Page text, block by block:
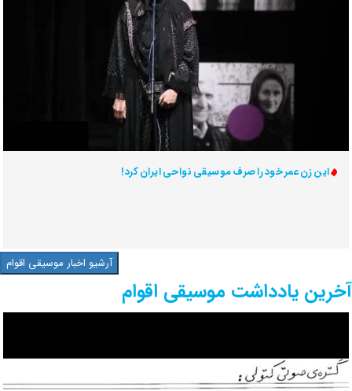
این زن عمر خود را صرف موسیقی نواحی ایران کرد!
آرشیو اخبار موسیقی اقوام
آخرین یادداشت موسیقی اقوام